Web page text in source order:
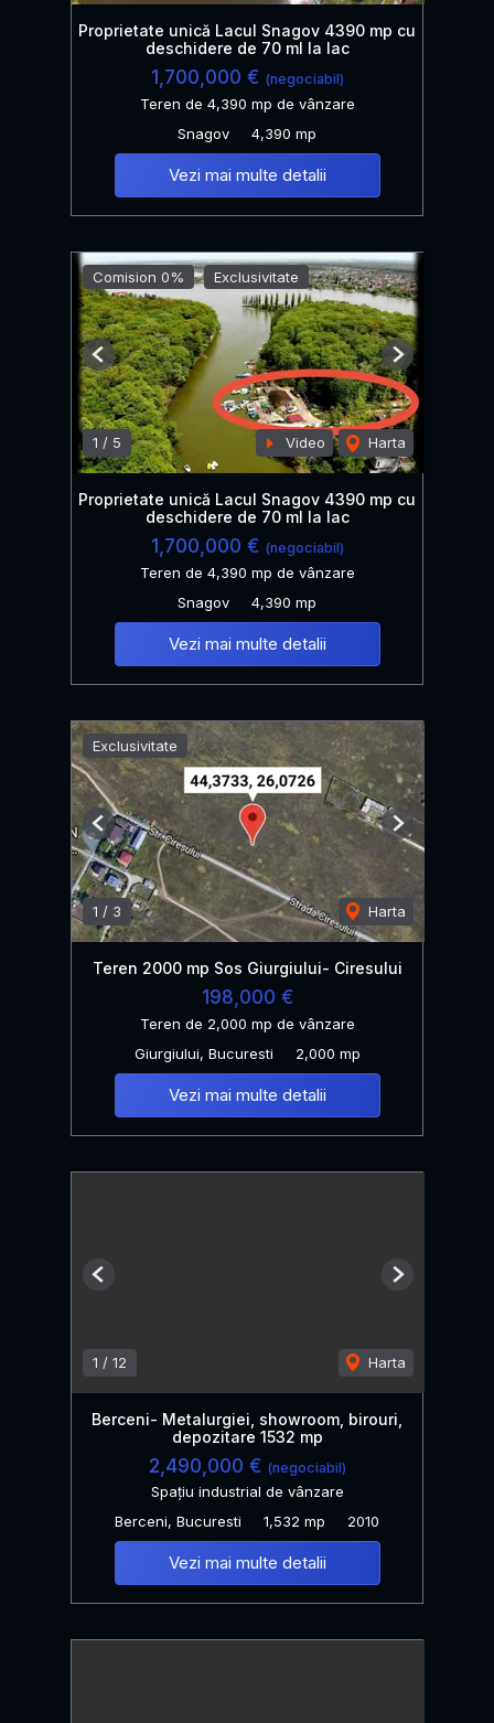
Proprietate unică Lacul Snagov 4390 mp cu
deschidere de 70 ml la lac
1,700,000 € (negociabil)
Teren de 4,390 mp de vânzare
Snagov
4,390 mp
Vezi mai multe detalii
Comision 0% Exclusivitate
1 / 5 Video Harta
Previous Next
Proprietate unică Lacul Snagov 4390 mp cu
deschidere de 70 ml la lac
1,700,000 € (negociabil)
Teren de 4,390 mp de vânzare
Snagov
4,390 mp
Vezi mai multe detalii
Exclusivitate
1 / 3 Harta
Previous Next
Teren 2000 mp Sos Giurgiului- Ciresului
198,000 €
Teren de 2,000 mp de vânzare
Giurgiului, Bucuresti
2,000 mp
Vezi mai multe detalii
1 / 12 Harta
Previous Next
Berceni- Metalurgiei, showroom, birouri,
depozitare 1532 mp
2,490,000 € (negociabil)
Spațiu industrial de vânzare
Berceni, Bucuresti
1,532 mp 2010
Vezi mai multe detalii